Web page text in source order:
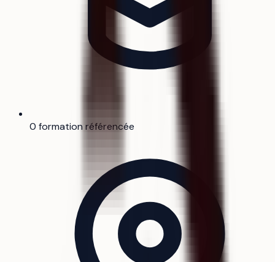
0 formation référencée